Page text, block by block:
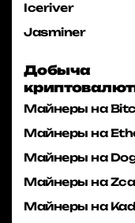
Iceriver
Jasminer
Добыча
Майнеры на
Майнеры на
Майнеры на
Майнеры на
Майнеры на